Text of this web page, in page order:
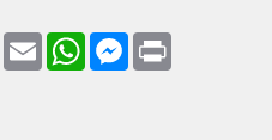
Email
WhatsAppMessenger Print